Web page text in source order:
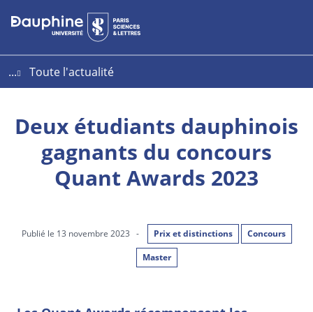
Aller
au
Aller
au
Plan
du
...
Toute l'actualité
Deux étudiants dauphinois
gagnants du concours
Quant Awards 2023
Publié le 13 novembre 2023 - Prix et distinctions
Concours
Master